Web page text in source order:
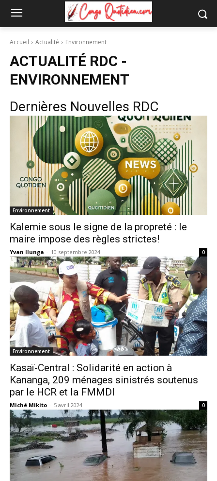
Accueil Actualité Environnement
ACTUALITÉ RDC -
ENVIRONNEMENT
Dernières Nouvelles RDC
Environnement
Kalemie sous le signe de la propreté : le
maire impose des règles strictes!
Yvan Ilunga - 10 septembre 2024 0
Environnement
Kasaï-Central : Solidarité en action à
Kananga, 209 ménages sinistrés soutenus
par le HCR et la FMMDI
Miché Mikito - 5 avril 2024 0